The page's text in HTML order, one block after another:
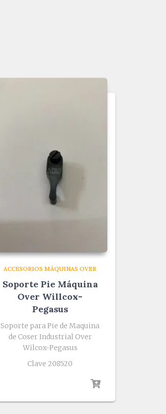
ACCESORIOS MÁQUINAS OVER
Soporte Pie Máquina
Over Willcox-
Pegasus
Soporte para Pie de Maquina
de Coser Industrial Over
Wilcox-Pegasus
Clave 208520